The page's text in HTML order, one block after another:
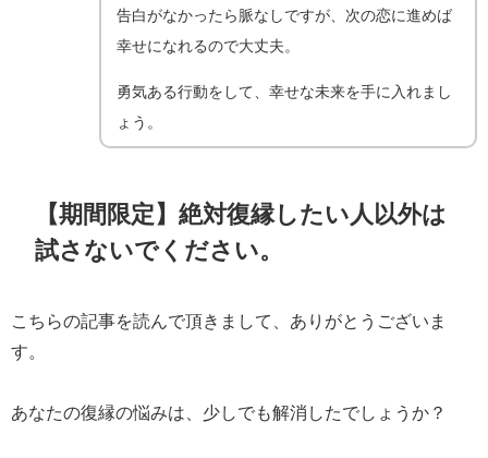
告白がなかったら脈なしですが、次の恋に進めば
幸せになれるので大丈夫。
勇気ある行動をして、幸せな未来を手に入れまし
ょう。
【期間限定】絶対復縁したい人以外は
試さないでください。
こちらの記事を読んで頂きまして、ありがとうございま
す。
あなたの復縁の悩みは、少しでも解消したでしょうか？